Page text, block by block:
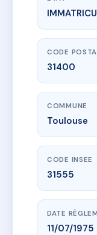
38 rue
38 r edouard
CODE
31400
COMMUNE
Toulouse
CODE INSEE
31555
DATE
11/07/1975